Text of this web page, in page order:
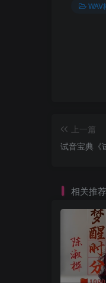
WAV
上一篇
试音宝典《
相关推荐